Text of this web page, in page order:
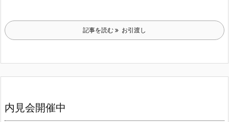
記事を読む お引渡し
内見会開催中